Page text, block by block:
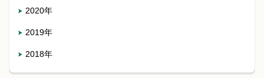
2020年
2019年
2018年